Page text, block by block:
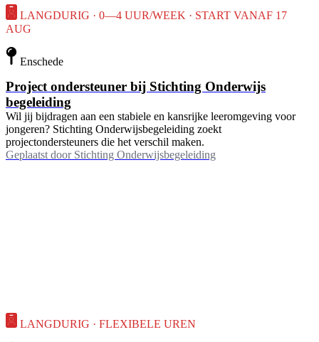
LANGDURIG · 0—4 UUR/WEEK · START VANAF 17
AUG
Enschede
Project ondersteuner bij Stichting Onderwijs
begeleiding
Wil jij bijdragen aan een stabiele en kansrijke leeromgeving voor
jongeren? Stichting Onderwijsbegeleiding zoekt
projectondersteuners die het verschil maken.
Geplaatst door Stichting Onderwijsbegeleiding
LANGDURIG · FLEXIBELE UREN